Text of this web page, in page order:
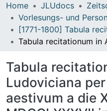
Home JLUdocs
Tabula
Ludoviciana
aestivum a die